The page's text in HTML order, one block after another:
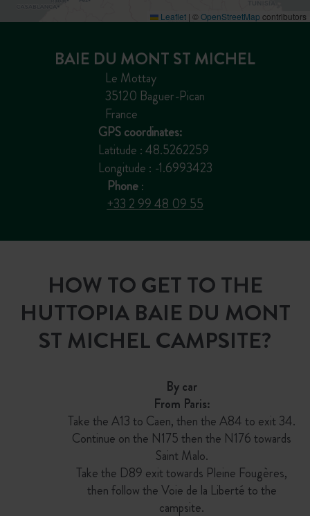
Leaflet | ©OpenStreetMap contributors
BAIE DU MONT ST MICHEL
Le Mottay
35120 Baguer-Pican
France
GPS coordinates:
Latitude : 48.5262259
Longitude : -1.6993423
Phone:
+33 2 99 48 09 55
HOW TO GET TO THE
HUTTOPIA BAIE DU MONT
ST MICHEL CAMPSITE?
By car
From Paris:
Take the A13 to Caen, then the A84 to exit 34.
Continue on the N175 then the N176 towards
Saint Malo.
Take the D89 exit towards Pleine Fougères,
then follow the Voie de la Liberté to the
campsite.